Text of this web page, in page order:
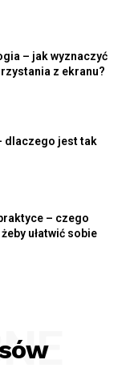
– jak wyznaczyć
z ekranu?
dlaczego jest tak
– czego
ułatwić sobie